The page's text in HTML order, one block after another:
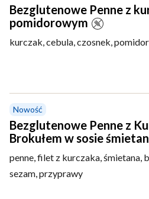
Bezglutenowe Penne z
pomidorowym
kurczak, cebula, czosnek,
Nowość
Bezglutenowe Penne z
Brokułem w sosie
penne, filet z kurczaka, śmietana,
sezam, przyprawy